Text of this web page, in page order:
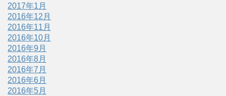
2017年1月
2016年12月
2016年11月
2016年10月
2016年9月
2016年8月
2016年7月
2016年6月
2016年5月